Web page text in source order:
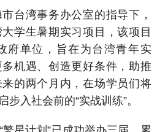
湾事务办公室的指导下，
学生暑期实习项目，该项目
府单位，旨在为台湾青年实
机遇、创造更好条件，助推
的两个月内，在场学员们将
入社会前的“实战训练”。